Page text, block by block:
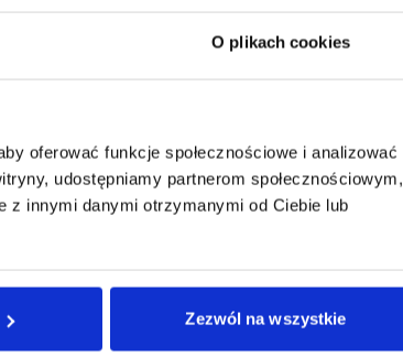
O plikach cookies
oferować funkcje społecznościowe i analizować
udostępniamy partnerom społecznościowym,
z innymi danymi otrzymanymi od Ciebie lub
Zezwól na wszystkie